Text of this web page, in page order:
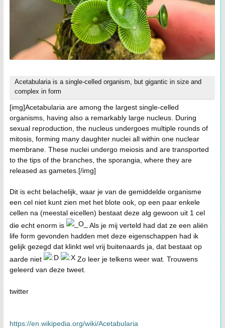
Acetabularia is a single-celled organism, but gigantic in size and
complex in form
[img]Acetabularia are among the largest single-celled
organisms, having also a remarkably large nucleus. During
sexual reproduction, the nucleus undergoes multiple rounds of
mitosis, forming many daughter nuclei all within one nuclear
membrane. These nuclei undergo meiosis and are transported
to the tips of the branches, the sporangia, where they are
released as gametes.[/img]
Dit is echt belachelijk, waar je van de gemiddelde organisme
een cel niet kunt zien met het blote ook, op een paar enkele
cellen na (meestal eicellen) bestaat deze alg gewoon uit 1 cel
die echt enorm is
Als je mij verteld had dat ze een aliën
life form gevonden hadden met deze eigenschappen had ik
gelijk gezegd dat klinkt wel vrij buitenaards ja, dat bestaat op
aarde niet
Zo leer je telkens weer wat. Trouwens
geleerd van deze tweet.
twitter
https://en.wikipedia.org/wiki/Acetabularia